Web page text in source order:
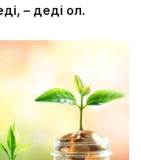
– деді ол.